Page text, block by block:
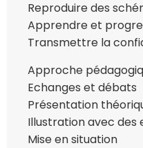
Reproduire des
Apprendre et
Transmettre la
Approche
Echanges et débats
Présentation
Illustration avec des
Mise en situation